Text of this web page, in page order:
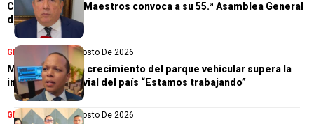
Cooperativa de Maestros convoca a su 55.ª Asamblea General
de Delegados
GENERALES5 De Agosto De 2026
Morrison afirma crecimiento del parque vehicular supera la
infraestructura vial del país “Estamos trabajando”
GENERALES4 De Agosto De 2026